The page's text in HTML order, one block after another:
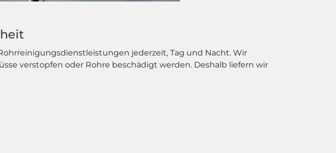
jederzeit, Tag und Nacht. Wir
verstopfen oder Rohre beschädigt werden. Deshalb liefern wir